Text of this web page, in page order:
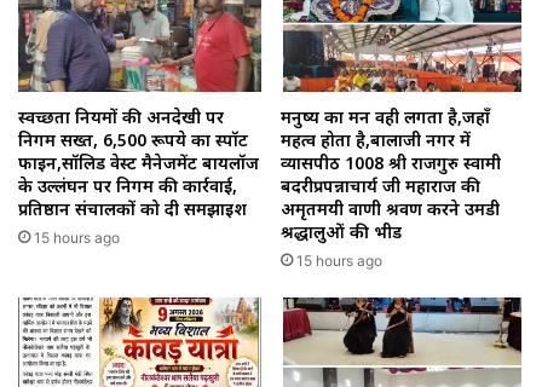
स्वच्छता नियमों की अनदेखी पर
निगम सख्त, 6,500 रूपये का स्पॉट
फाइन,सॉलिड वेस्ट मैनेजमेंट बायलॉज
के उल्लंघन पर निगम की कार्रवाई,
प्रतिष्ठान संचालकों को दी समझाइश
15 hours ago
मनुष्य का मन वही लगता है,जहाँ
महत्व होता है,बालाजी नगर में
व्यासपीठ 1008 श्री राजगुरु स्वामी
बदरीप्रपन्नाचार्य जी महाराज की
अमृतमयी वाणी श्रवण करने उमडी
श्रद्धालुओं की भीड
15 hours ago